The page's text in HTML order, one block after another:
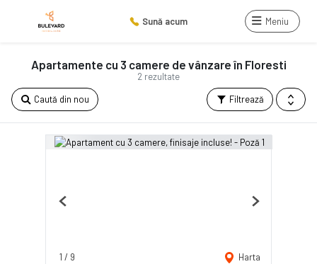
Sună acum Meniu
2 rezultate
Apartamente cu 3 camere de vânzare în Floresti
Filtrează
Caută din nou
1 / 9 Harta
Previous Next